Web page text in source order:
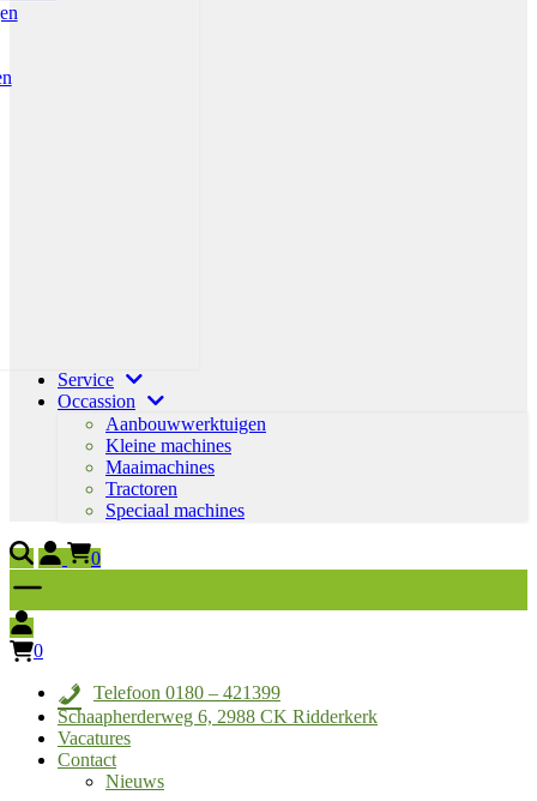
Service
Occassion
Aanbouwwerktuigen
Kleine machines
Maaimachines
Tractoren
Speciaal machines
0
0
Telefoon 0180 – 421399
Schaapherderweg 6, 2988 CK Ridderkerk
Vacatures
Contact
Nieuws